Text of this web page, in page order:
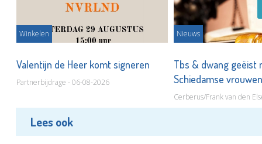
Winkelen
Valentijn de Heer komt signeren
Partnerbijdrage - 06-08-2026
Nieuws
Tbs & dwang geëist
Schiedamse
Cerberus/Frank van den
Lees ook